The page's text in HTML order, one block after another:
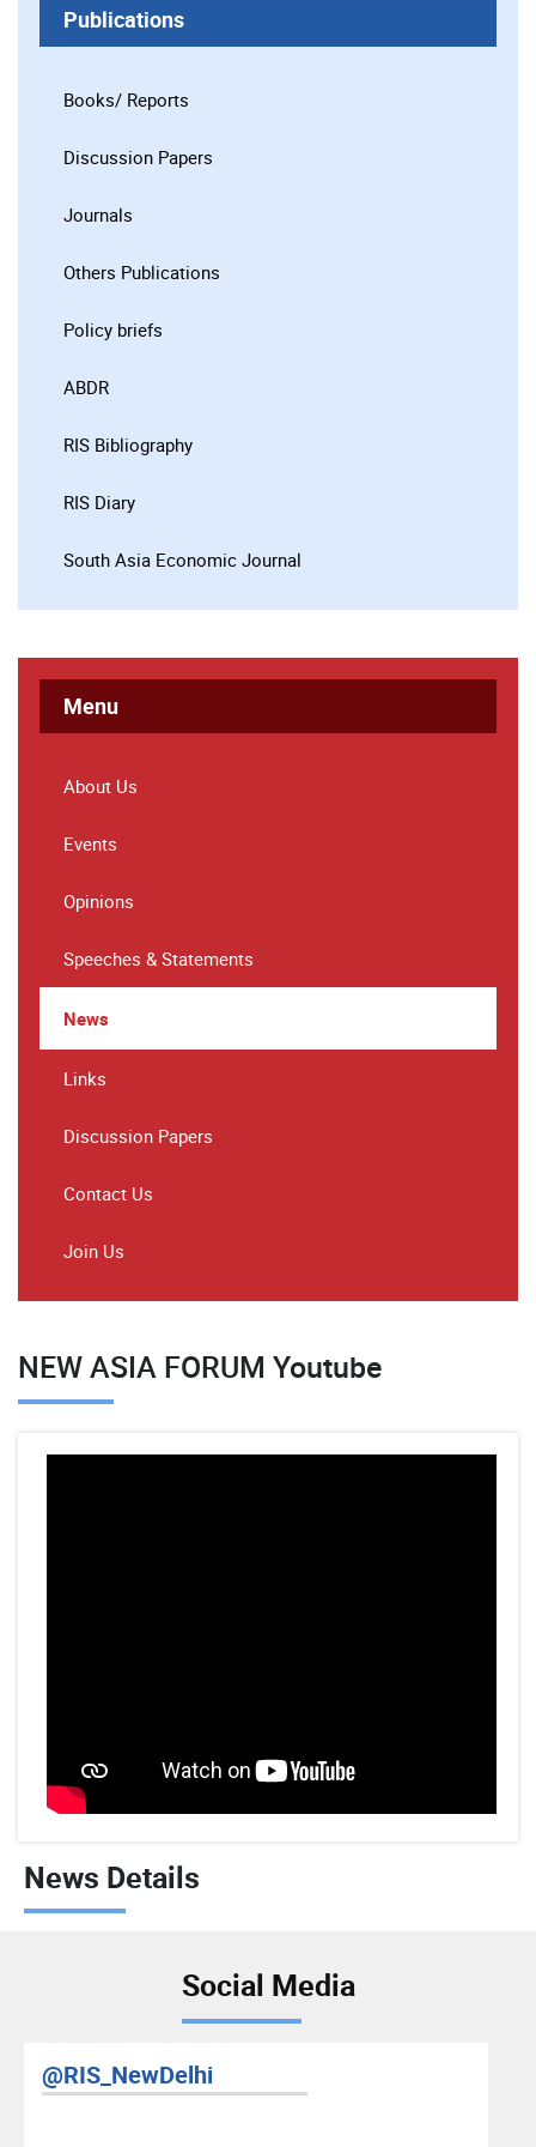
Publications
Books/ Reports
Discussion Papers
Journals
Others Publications
Policy briefs
ABDR
RIS Bibliography
RIS Diary
South Asia Economic Journal
Menu
About Us
Events
Opinions
Speeches & Statements
News
Links
Discussion Papers
Contact Us
Join Us
NEW ASIA FORUM Youtube
News Details
Social Media
@RIS_NewDelhi